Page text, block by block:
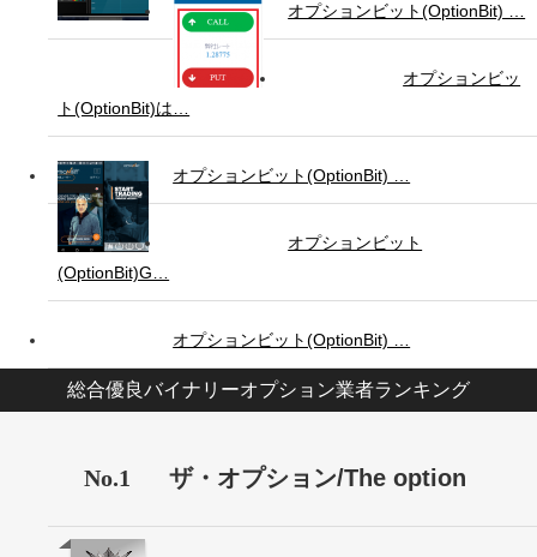
オプションビット(OptionBit) …
オプションビッ
ト(OptionBit)は…
オプションビット(OptionBit) …
オプションビット
(OptionBit)G…
オプションビット(OptionBit) …
総合優良バイナリーオプション業者ランキング
No.1 ザ・オプション/The option